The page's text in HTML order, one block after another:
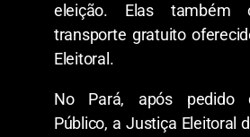
eleição. Elas também
transporte gratuito
Eleitoral.
No Pará, após pedido
Público, a Justiça Eleitoral